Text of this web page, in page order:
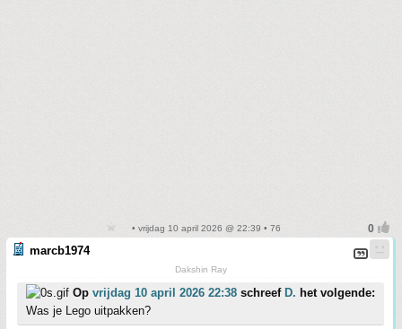
• vrijdag 10 april 2026 @ 22:39 • 76
marcb1974
Dakshin Ray
Op vrijdag 10 april 2026 22:38 schreef D. het volgende:
Was je Lego uitpakken?